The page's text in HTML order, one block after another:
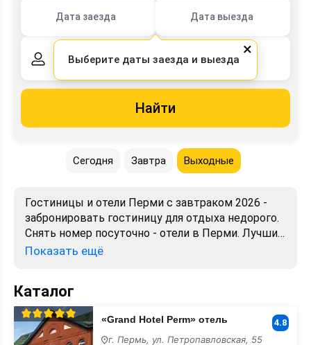
Дата заезда Дата выезда
2 взрослых,0 детей
Найти
Сегодня Завтра Выходные
Гостиницы и отели Перми с завтраком 2026 -
забронировать гостиницу для отдыха недорого.
Снять номер посуточно - отели в Перми. Лучшие
цены, отзывы, фото, карта, телефоны, адреса.
Показать ещё
Каталог
«Grand
Hotel
Perm»
«Grand Hotel Perm» отель 4.8
г. Пермь, ул. Петропавловская, 55
×
Выберите даты заезда и выезда